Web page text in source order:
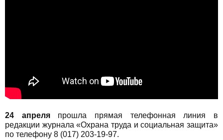
24 апреляпрошла прямая телефонная линия в
редакции журнала «Охрана труда и социальная защита»
по телефону 8 (017) 203-19-97.